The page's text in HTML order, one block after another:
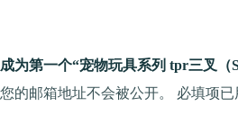
成为第一个“宠物玩具系列 tpr三叉（
您的邮箱地址不会被公开。
必填项已